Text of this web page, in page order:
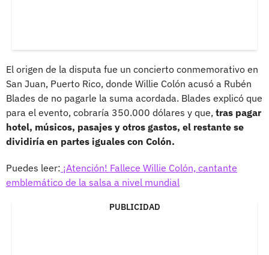
El origen de la disputa fue un concierto conmemorativo en
San Juan, Puerto Rico, donde Willie Colón acusó a Rubén
Blades de no pagarle la suma acordada. Blades explicó que
para el evento, cobraría 350.000 dólares y que, tras pagar
hotel, músicos, pasajes y otros gastos, el restante se
dividiría en partes iguales con Colón.
Puedes leer: ¡Atención! Fallece Willie Colón, cantante
emblemático de la salsa a nivel mundial
PUBLICIDAD